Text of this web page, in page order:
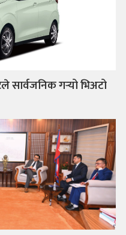
गर्‍यो भिअटो